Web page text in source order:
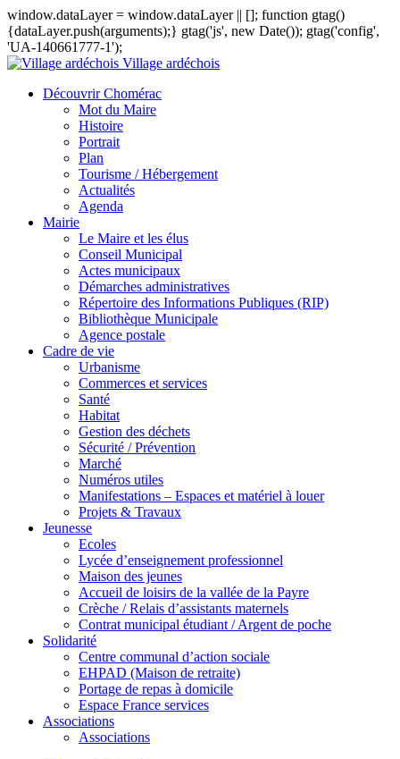
window.dataLayer = window.dataLayer || []; function gtag()
{dataLayer.push(arguments);} gtag('js', new Date()); gtag('config',
'UA-140661777-1');
Village ardéchois
Découvrir Chomérac
Mot du Maire
Histoire
Portrait
Plan
Tourisme / Hébergement
Actualités
Agenda
Mairie
Le Maire et les élus
Conseil Municipal
Actes municipaux
Démarches administratives
Répertoire des Informations Publiques (RIP)
Bibliothèque Municipale
Agence postale
Cadre de vie
Urbanisme
Commerces et services
Santé
Habitat
Gestion des déchets
Sécurité / Prévention
Marché
Numéros utiles
Manifestations – Espaces et matériel à louer
Projets & Travaux
Jeunesse
Ecoles
Lycée d’enseignement professionnel
Maison des jeunes
Accueil de loisirs de la vallée de la Payre
Crèche / Relais d’assistants maternels
Contrat municipal étudiant / Argent de poche
Solidarité
Centre communal d’action sociale
EHPAD (Maison de retraite)
Portage de repas à domicile
Espace France services
Associations
Associations